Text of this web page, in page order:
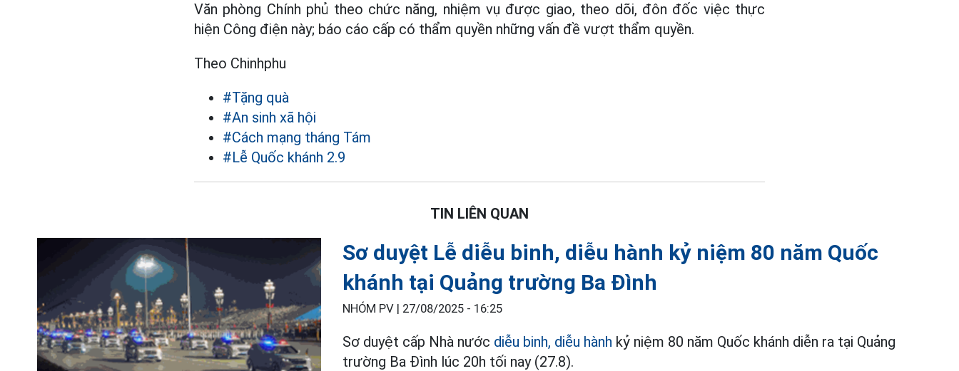
Văn phòng Chính phủ theo chức năng, nhiệm vụ được giao, theo dõi, đôn đốc việc thực
hiện Công điện này; báo cáo cấp có thẩm quyền những vấn đề vượt thẩm quyền.
Theo Chinhphu
#Tặng quà
#An sinh xã hội
#Cách mạng tháng Tám
#Lễ Quốc khánh 2.9
TIN LIÊN QUAN
Sơ duyệt Lễ diễu binh, diễu hành kỷ niệm 80 năm Quốc
khánh tại Quảng trường Ba Đình
NHÓM PV | 27/08/2025 - 16:25
Sơ duyệt cấp Nhà nước diễu binh, diễu hành kỷ niệm 80 năm Quốc khánh diễn ra tại Quảng
trường Ba Đình lúc 20h tối nay (27.8).